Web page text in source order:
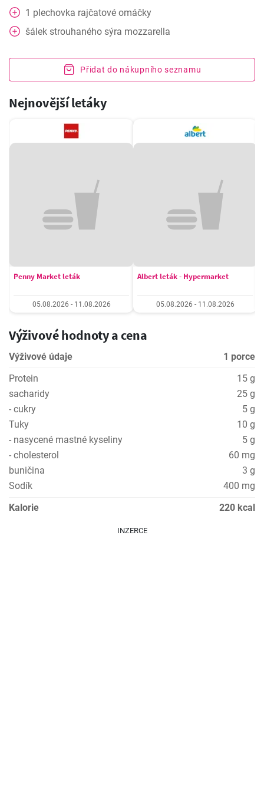
1 plechovka rajčatové omáčky
šálek strouhaného sýra mozzarella
Přidat do nákupního seznamu
Nejnovější letáky
Penny Market leták
05.08.2026 - 11.08.2026
Albert leták - Hypermarket
05.08.2026 - 11.08.2026
Výživové hodnoty a cena
Výživové údaje
1 porce
Protein
15 g
sacharidy
25 g
- cukry
5 g
Tuky
10 g
- nasycené mastné kyseliny
5 g
- cholesterol
60 mg
buničina
3 g
Sodík
400 mg
Kalorie
220 kcal
INZERCE